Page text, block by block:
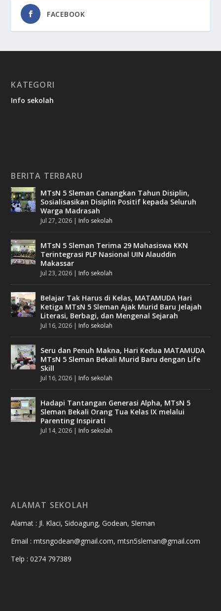
FACEBOOK
KATEGORI
Info sekolah
BERITA TERBARU
MTsN 5 Sleman Canangkan Tahun Disiplin,
Sosialisasikan Disiplin Positif kepada Seluruh
Warga Madrasah
Jul 27, 2026 | Info sekolah
MTsN 5 Sleman Terima 29 Mahasiswa KKN
Terintegrasi PLP Nasional UIN Alauddin
Makassar
Jul 23, 2026 | Info sekolah
Belajar Tak Harus di Kelas, MATAMUDA Hari
Ketiga MTsN 5 Sleman Ajak Murid Baru Jelajah
Literasi, Berbagi, dan Mengenal Sejarah
Jul 16, 2026 | Info sekolah
Seru dan Penuh Makna, Hari Kedua MATAMUDA
MTsN 5 Sleman Bekali Murid Baru dengan Life
Skill
Jul 16, 2026 | Info sekolah
Hadapi Tantangan Generasi Alpha, MTsN 5
Sleman Bekali Orang Tua Kelas IX melalui
Parenting Inspirati
Jul 14, 2026 | Info sekolah
ALAMAT SEKOLAH
Alamat : Jl. Klaci, Sidoagung, Godean, Sleman
Email : mtsngodean@gmail.com, mtsn5sleman@gmail.com
Telp : 0274 797389